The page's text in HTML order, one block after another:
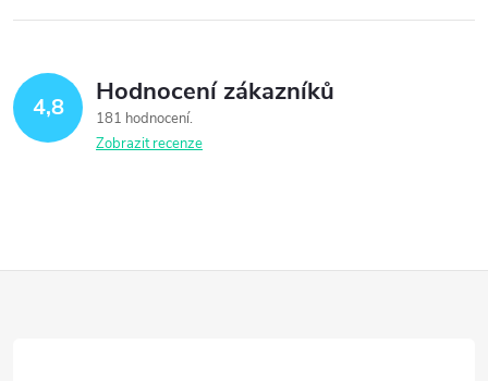
í
p
k
k
v
á
n
4,8 Hodnocení zákazníků
181 hodnocení
Zobrazit recenze